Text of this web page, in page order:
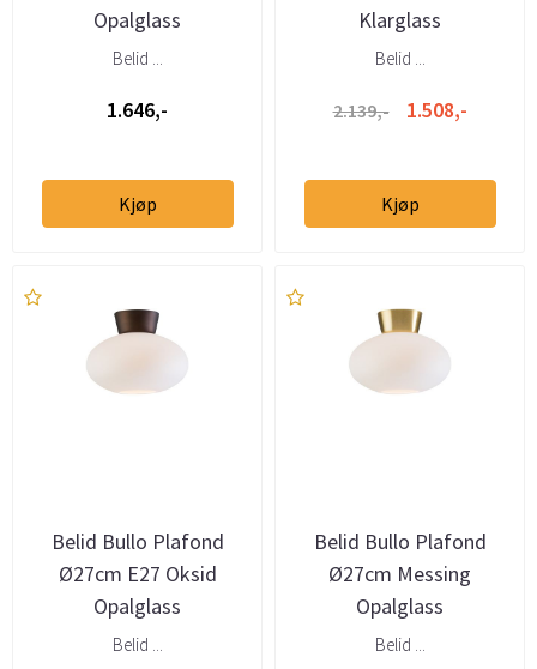
Opalglass
Belid ...
1.646,-
Kjøp
Klarglass
Belid ...
2.139,- 1.508,-
Kjøp
Belid Bullo Plafond
Ø27cm E27 Oksid
Opalglass
Belid ...
Belid Bullo Plafond
Ø27cm Messing
Opalglass
Belid ...